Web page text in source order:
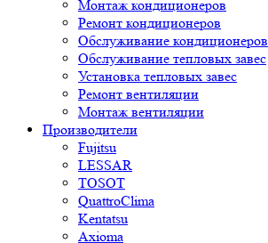
Монтаж кондиционеров
Ремонт кондиционеров
Обслуживание кондиционеров
Обслуживание тепловых завес
Установка тепловых завес
Ремонт вентиляции
Монтаж вентиляции
Производители
Fujitsu
LESSAR
TOSOT
QuattroClima
Kentatsu
Axioma